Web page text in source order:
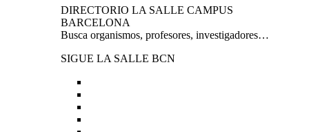
DIRECTORIO LA SALLE CAMPUS
BARCELONA
Busca organismos, profesores, investigadores…
SIGUE LA SALLE BCN